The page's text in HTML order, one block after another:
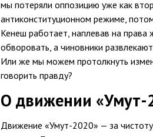
мы потеряли оппозицию уже как
антиконституционном режиме,
Кенеш работает, наплевав на
обворовать, а чиновники
Или же мы можем протолкнуть
говорить правду?
О движении «Умут-
Движение «Умут-2020» — за